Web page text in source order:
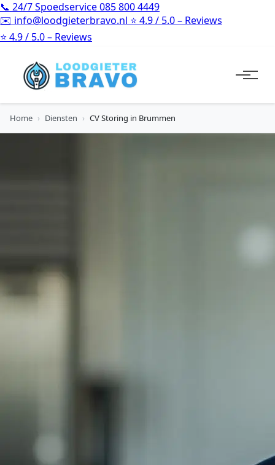
📞 24/7 Spoedservice085 800 4449
✉️ info@loodgieterbravo.nl ⭐ 4.9 / 5.0 – Reviews
⭐ 4.9 / 5.0 – Reviews
Home › Diensten › CV Storing in Brummen